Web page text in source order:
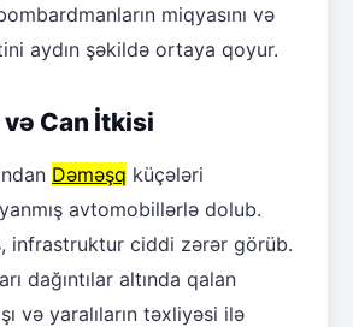
miqyasını və
aydın şəkildə ortaya qoyur.
və Can İtkisi
Dəməşq küçələri
avtomobillərlə dolub.
infrastruktur ciddi zərər görüb.
dağıntılar altında qalan
və yaralıların təxliyəsi ilə